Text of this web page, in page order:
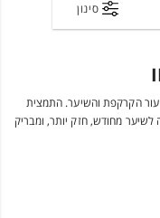
סינון
עור הקרקפת והשיער. התמצית
מחודש, חזק יותר, ומבריק